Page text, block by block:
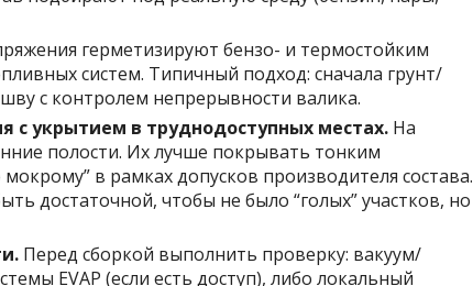
герметизируют бензо- и термостойким
систем. Типичный подход: сначала грунт/
с контролем непрерывности валика.
с укрытием в труднодоступных местах. На
полости. Их лучше покрывать тонким
в рамках допусков производителя состава.
достаточной, чтобы не было “голых” участков, но
Перед сборкой выполнить проверку: вакуум/
EVAP (если есть доступ), либо локальный